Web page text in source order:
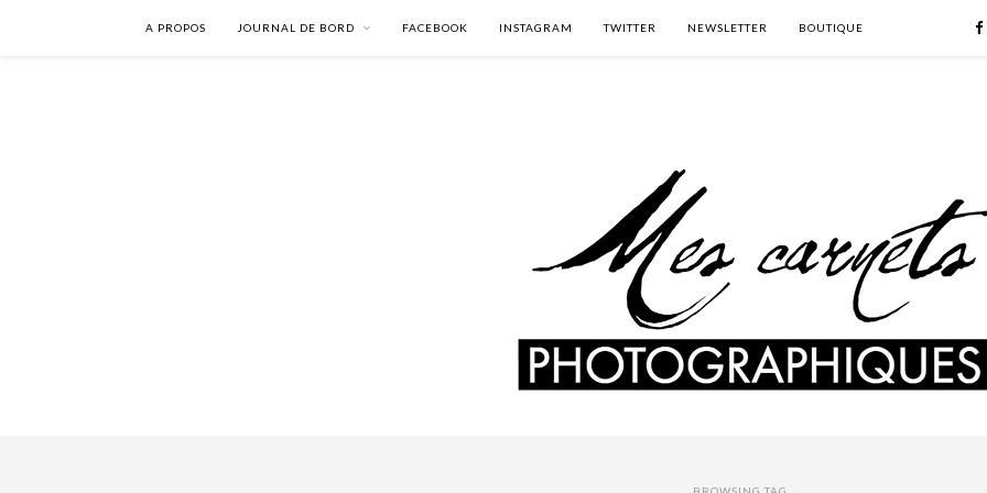
A PROPOS JOURNAL DE BORD FACEBOOK INSTAGRAM TWITTER NEWSLETTER BOUTIQUE